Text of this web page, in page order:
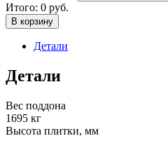
Итого: 0 руб.
В корзину
Детали
Детали
Вес поддона
1695 кг
Высота плитки, мм